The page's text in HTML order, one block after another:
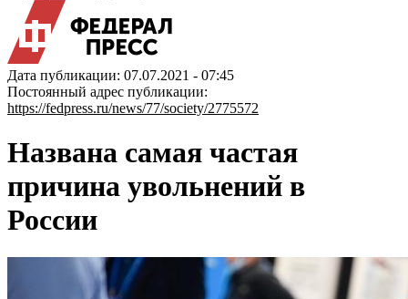
Дата публикации: 07.07.2021 - 07:45
Постоянный адрес публикации:
https://fedpress.ru/news/77/society/2775572
Названа самая частая
причина увольнений в
России